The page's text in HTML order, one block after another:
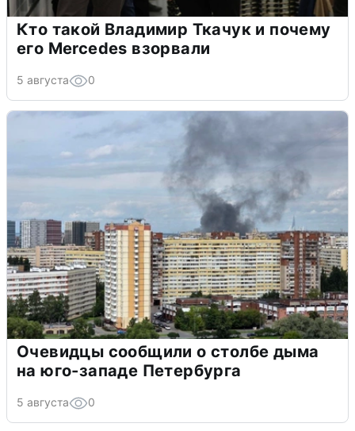
Кто такой Владимир Ткачук и почему
его Mercedes взорвали
5 августа 0
Очевидцы сообщили о столбе дыма
на юго-западе Петербурга
5 августа 0